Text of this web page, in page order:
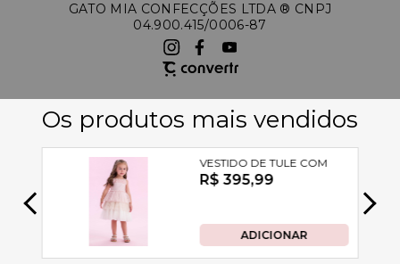
GATO MIA CONFECÇÕES LTDA ®️ CNPJ
04.900.415/0006-87